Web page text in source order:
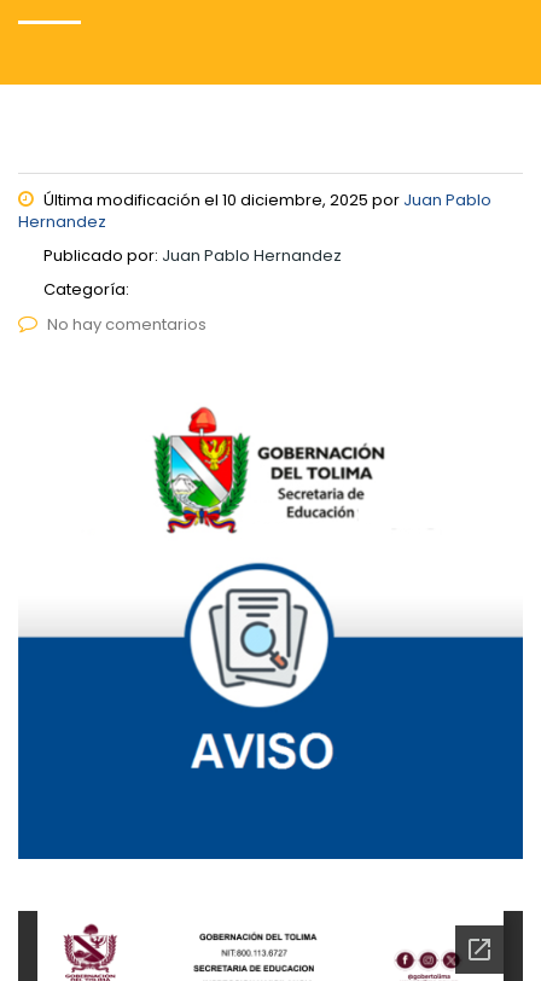
Última modificación el 10 diciembre, 2025 por Juan Pablo
Hernandez
Publicado por: Juan Pablo Hernandez
Categoría:
No hay comentarios